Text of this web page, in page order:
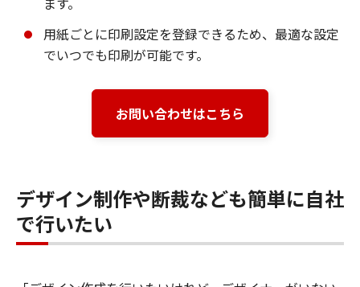
用紙ごとに印刷設定を登録できるため、最適な設定
でいつでも印刷が可能です。
お問い合わせはこちら
デザイン制作や断裁なども簡単に自社
で行いたい